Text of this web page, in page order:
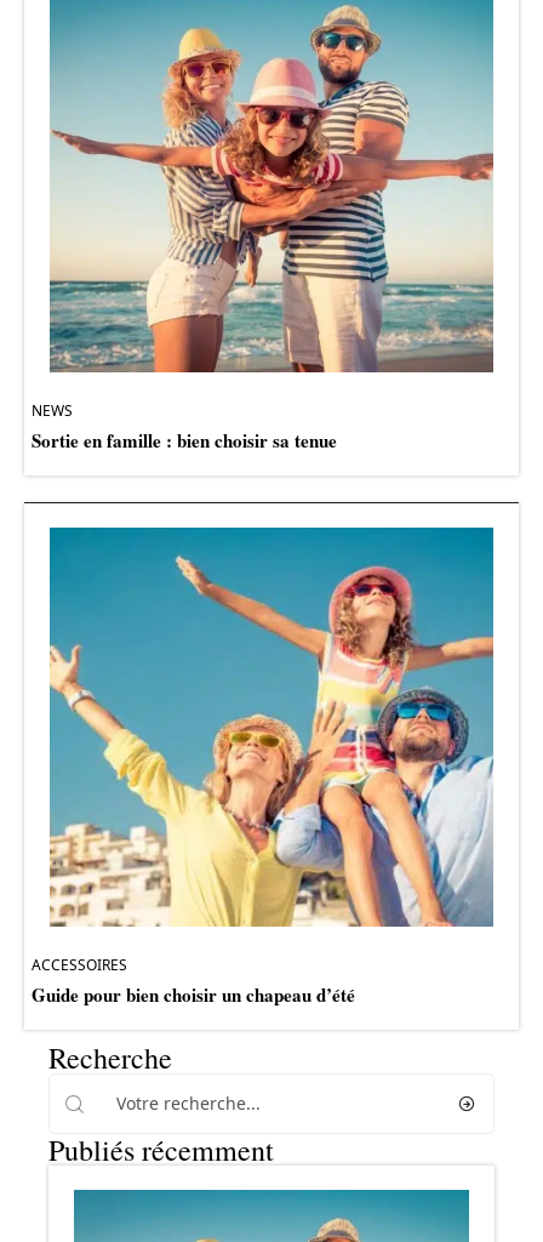
NEWS
Sortie en famille : bien choisir sa tenue
ACCESSOIRES
Guide pour bien choisir un chapeau d’été
Recherche
Publiés récemment